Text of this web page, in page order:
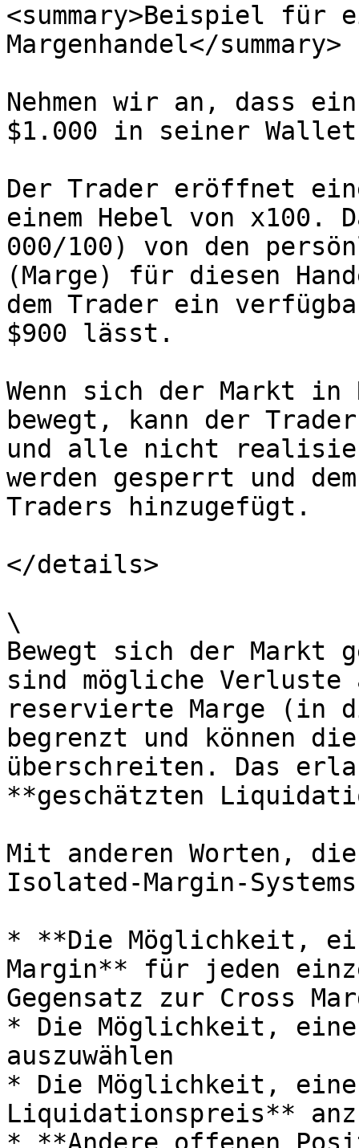
<summary>Beispiel
Margenhandel</summary>
Nehmen wir an, dass
$1.000 in seiner
Der Trader eröffnet
einem Hebel von x100.
000/100) von den
(Marge) für diesen
dem Trader ein
$900 lässt.
Wenn sich der Markt in
bewegt, kann der
und alle nicht
werden gesperrt und
Traders hinzugefügt.
</details>
\
Bewegt sich der Markt
sind mögliche
reservierte Marge (in
begrenzt und können
überschreiten. Das
**geschätzten
Mit anderen Worten,
Isolated-Margin-
* **Die Möglichkeit,
Margin** für jeden
Gegensatz zur Cross
* Die Möglichkeit,
auszuwählen
* Die Möglichkeit,
Liquidationspreis**